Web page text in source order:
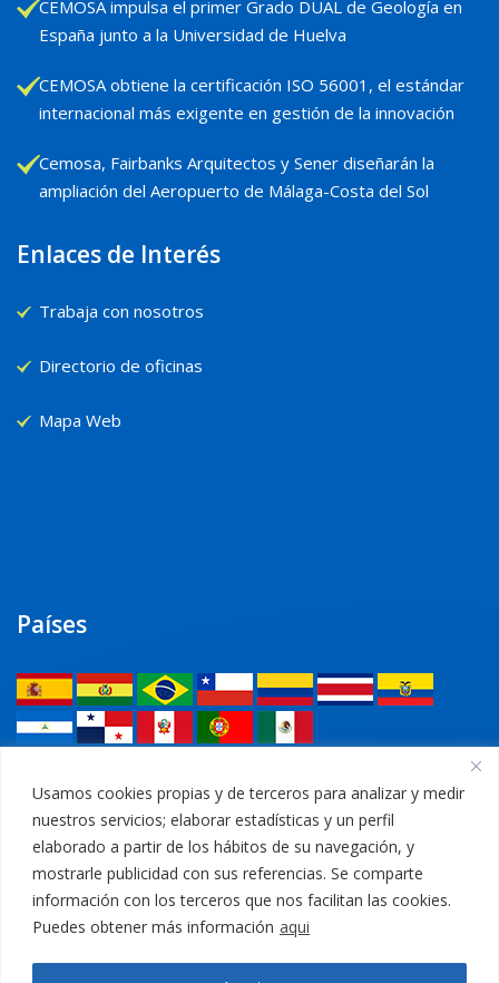
Usamos cookies propias y de terceros para analizar y medir
nuestros servicios; elaborar estadísticas y un perfil
elaborado a partir de los hábitos de su navegación, y
mostrarle publicidad con sus referencias. Se comparte
información con los terceros que nos facilitan las cookies.
Puedes obtener más información aqui
CEMOSA impulsa el primer Grado DUAL de Geología en
España junto a la Universidad de Huelva
CEMOSA obtiene la certificación ISO 56001, el estándar
internacional más exigente en gestión de la innovación
Cemosa, Fairbanks Arquitectos y Sener diseñarán la
ampliación del Aeropuerto de Málaga-Costa del Sol
Enlaces de Interés
Trabaja con nosotros
Directorio de oficinas
Mapa Web
Países
Legal
Política de privacidad
Aviso Legal